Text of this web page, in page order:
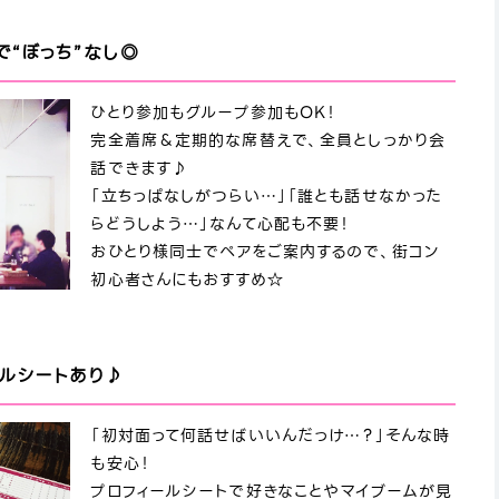
“ぼっち”なし◎
ひとり参加もグループ参加もOK！
完全着席＆定期的な席替えで、全員としっかり会
話できます♪
「立ちっぱなしがつらい…」「誰とも話せなかった
らどうしよう…」なんて心配も不要！
おひとり様同士でペアをご案内するので、街コン
初心者さんにもおすすめ☆
シートあり♪
「初対面って何話せばいいんだっけ…？」そんな時
も安心！
プロフィールシートで好きなことやマイブームが見